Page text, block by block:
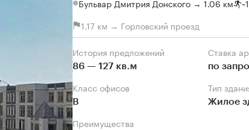
Бульвар Дмитрия Донского → 1.06 км ~
1.17 км → Горловский проезд
История предложений
86 — 127 кв.м
Ставка
по
Класс офисов
B
Тип
Жилое
Преимущества